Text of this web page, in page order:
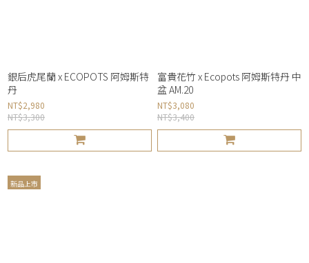
銀后虎尾蘭 x ECOPOTS 阿姆斯特
丹
NT$2,980
NT$3,300
富貴花竹 x Ecopots 阿姆斯特丹 中
盆 AM.20
NT$3,080
NT$3,400
新品上市